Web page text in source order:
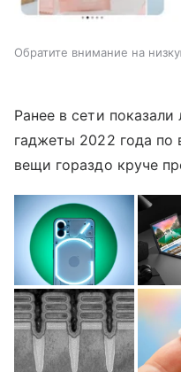
Обратите внимание на
Ранее в сети
гаджеты 2022 года по
вещи гораздо круче